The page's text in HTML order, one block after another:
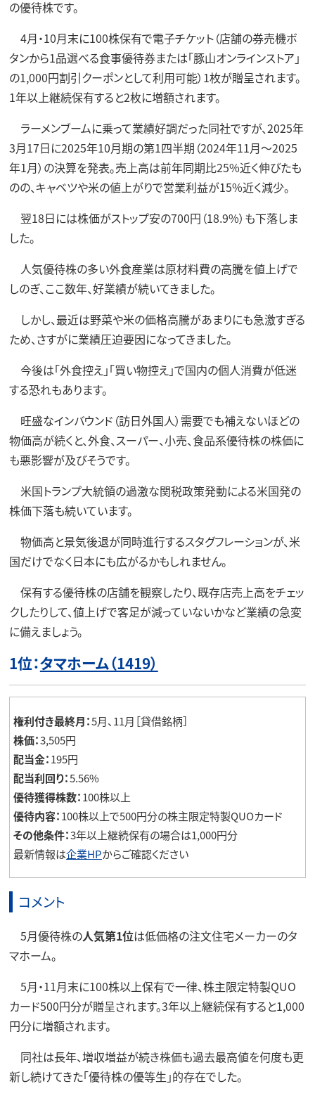
の優待株です。
4月・10月末に100株保有で電子チケット（店舗の券売機ボ
タンから1品選べる食事優待券または「豚山オンラインストア」
の1,000円割引クーポンとして利用可能）1枚が贈呈されます。
1年以上継続保有すると2枚に増額されます。
ラーメンブームに乗って業績好調だった同社ですが、2025年
3月17日に2025年10月期の第1四半期（2024年11月～2025
年1月）の決算を発表。売上高は前年同期比25%近く伸びたも
のの、キャベツや米の値上がりで営業利益が15%近く減少。
翌18日には株価がストップ安の700円（18.9%）も下落しま
した。
人気優待株の多い外食産業は原材料費の高騰を値上げで
しのぎ、ここ数年、好業績が続いてきました。
しかし、最近は野菜や米の価格高騰があまりにも急激すぎる
ため、さすがに業績圧迫要因になってきました。
今後は「外食控え」「買い物控え」で国内の個人消費が低迷
する恐れもあります。
旺盛なインバウンド（訪日外国人）需要でも補えないほどの
物価高が続くと、外食、スーパー、小売、食品系優待株の株価に
も悪影響が及びそうです。
米国トランプ大統領の過激な関税政策発動による米国発の
株価下落も続いています。
物価高と景気後退が同時進行するスタグフレーションが、米
国だけでなく日本にも広がるかもしれません。
保有する優待株の店舗を観察したり、既存店売上高をチェッ
クしたりして、値上げで客足が減っていないかなど業績の急変
に備えましょう。
1位：タマホーム（1419）
権利付き最終月：5月、11月［貸借銘柄］
株価：3,505円
配当金：195円
配当利回り：5.56%
優待獲得株数：100株以上
優待内容：100株以上で500円分の株主限定特製QUOカード
その他条件：3年以上継続保有の場合は1,000円分
最新情報は企業HPからご確認ください
コメント
5月優待株の人気第1位は低価格の注文住宅メーカーのタ
マホーム。
5月・11月末に100株以上保有で一律、株主限定特製QUO
カード500円分が贈呈されます。3年以上継続保有すると1,000
円分に増額されます。
同社は長年、増収増益が続き株価も過去最高値を何度も更
新し続けてきた「優待株の優等生」的存在でした。